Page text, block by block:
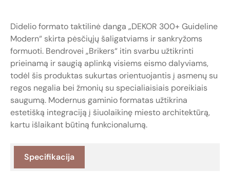
Didelio formato taktilinė danga „DEKOR 300+ Guideline
Modern“ skirta pėsčiųjų šaligatviams ir sankryžoms
formuoti. Bendrovei „Brikers“ itin svarbu užtikrinti
prieinamą ir saugią aplinką visiems eismo dalyviams,
todėl šis produktas sukurtas orientuojantis į asmenų su
regos negalia bei žmonių su specialiaisiais poreikiais
saugumą. Modernus gaminio formatas užtikrina
estetišką integraciją į šiuolaikinę miesto architektūrą,
kartu išlaikant būtiną funkcionalumą.
Specifikacija